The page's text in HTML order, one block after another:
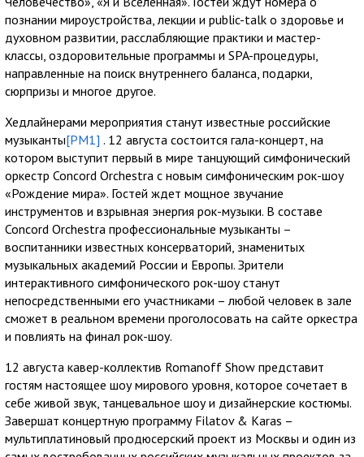
познании мироустройства, лекции и public-talk о здоровье и
духовном развитии, расслабляющие практики и мастер-
классы, оздоровительные программы и SPA-процедуры,
направленные на поиск внутреннего баланса, подарки,
сюрпризы и многое другое.
Хедлайнерами мероприятия станут известные российские
музыканты[PM1] . 12 августа состоится гала-концерт, на
котором выступит первый в мире танцующий симфонический
оркестр Concord Orchestra с новым симфоническим рок-шоу
«Рождение мира». Гостей ждет мощное звучание
инструментов и взрывная энергия рок-музыки. В составе
Concord Orchestra профессиональные музыканты –
воспитанники известных консерваторий, знаменитых
музыкальных академий России и Европы. Зрители
интерактивного симфонического рок-шоу станут
непосредственными его участниками – любой человек в зале
сможет в реальном времени проголосовать на сайте оркестра
и повлиять на финал рок-шоу.
12 августа кавер-коллектив Romanoff Show представит
гостям настоящее шоу мирового уровня, которое сочетает в
себе живой звук, танцевальное шоу и дизайнерские костюмы.
Завершат концертную программу Filatov & Karas –
мультиплатиновый продюсерский проект из Москвы и один из